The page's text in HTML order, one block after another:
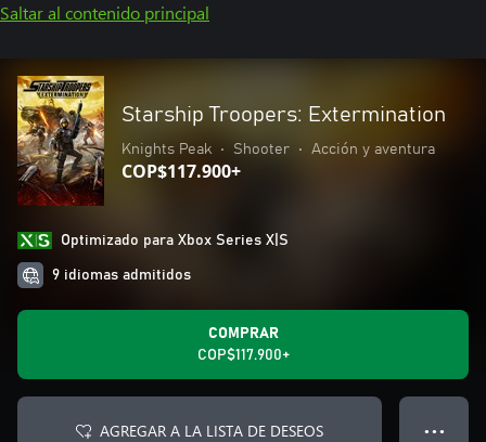
Saltar al contenido principal
Starship Troopers: Extermination
Knights Peak • Shooter • Acción y aventura
COP$117.900+
Optimizado para Xbox Series X|S
9 idiomas admitidos
COMPRAR
COP$117.900+
AGREGAR A LA LISTA DE DESEOS ● ● ●